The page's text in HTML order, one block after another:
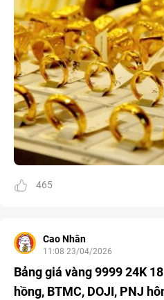
465
Cao Nhân
11:08 23/04/2026
Bảng giá vàng 9999 24K
hồng, BTMC, DOJI, PNJ